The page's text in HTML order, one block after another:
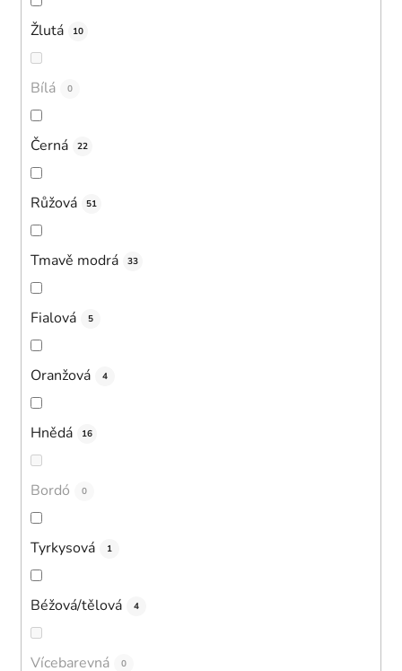
Žlutá 10
Bílá 0
Černá 22
Růžová 51
Tmavě modrá 33
Fialová 5
Oranžová 4
Hnědá 16
Bordó 0
Tyrkysová 1
Béžová/tělová 4
Vícebarevná 0